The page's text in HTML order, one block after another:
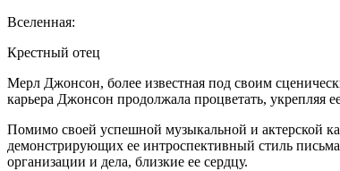
Вселенная:
Крестный отец
Мерл Джонсон, более известная под своим
карьера Джонсон продолжала процветать, укрепляя
Помимо своей успешной музыкальной и актерской
демонстрирующих ее интроспективный стиль
организации и дела, близкие ее сердцу.